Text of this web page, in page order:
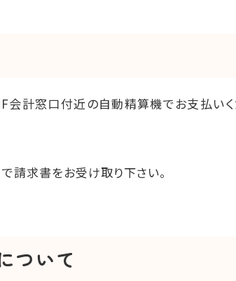
会計窓口付近の自動精算機でお支払い
請求書をお受け取り下さい。
ついて